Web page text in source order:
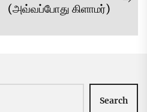
(அவ்வப்போது கிளாமர்)
Search